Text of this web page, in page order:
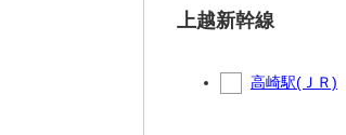
上越新幹線
高崎駅(ＪＲ)